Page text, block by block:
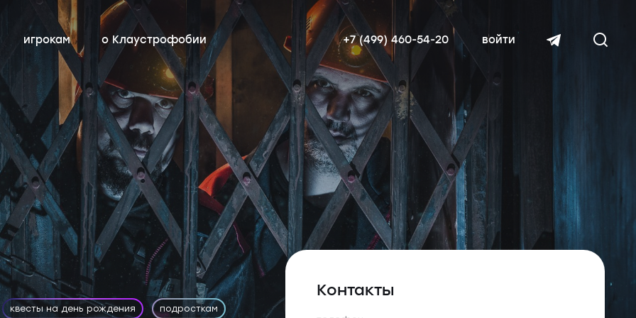
нестрашные
эротические
с актёрами
игрокам
квестов детский день рождения
тимбилдинг
о Клаустрофобии
бонусная программа
контакты
читать далее
+7 (499) 460-54-20 войти
квесты на день рождения подросткам
Контакты